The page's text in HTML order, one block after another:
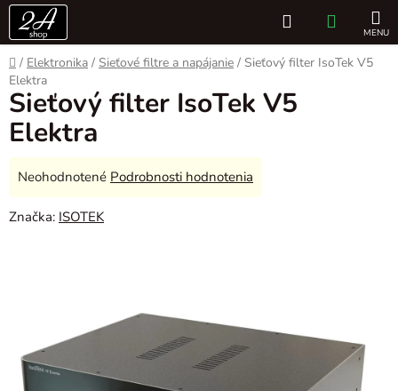
Prejsť
obsah
Hľadať
KOŠÍK
Domov
/ Elektronika / Sieťové filtre a napájanie / Sieťový filter IsoTek V5
Elektra
Sieťový filter IsoTek V5
Elektra
Priemerné
produktu
hviezdičiek.
Neohodnotené Podrobnosti hodnotenia
Značka: ISOTEK